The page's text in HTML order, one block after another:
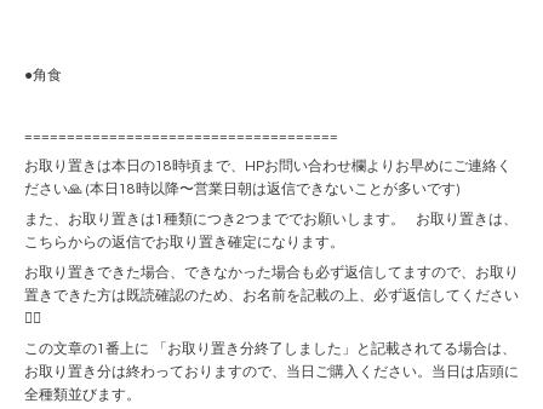
●角食
=====================================
お取り置きは本日の18時頃まで、HPお問い合わせ欄よりお早めにご連絡く
ださい🙏 (本日18時以降〜営業日朝は返信できないことが多いです)
また、お取り置きは1種類につき2つまででお願いします。 お取り置きは、
こちらからの返信でお取り置き確定になります。
お取り置きできた場合、できなかった場合も必ず返信してますので、お取り
置きできた方は既読確認のため、お名前を記載の上、必ず返信してください
🙇‍♀️
この文章の1番上に 「お取り置き分終了しました」と記載されてる場合は、
お取り置き分は終わっておりますので、当日ご購入ください。当日は店頭に
全種類並びます。